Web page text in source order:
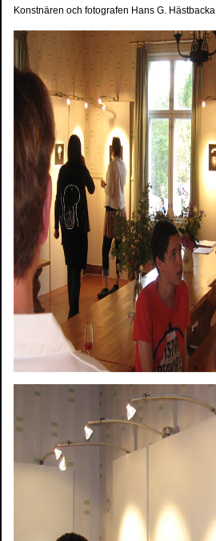
Konstnären och fotografen Hans G. Hästbacka